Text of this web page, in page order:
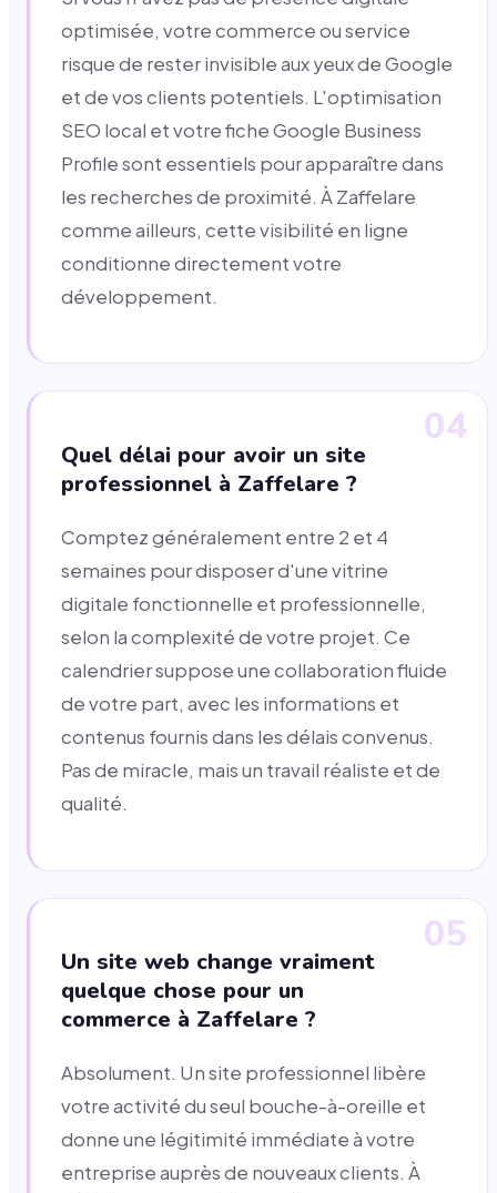
optimisée, votre commerce ou service
risque de rester invisible aux yeux de Google
et de vos clients potentiels. L'optimisation
SEO local et votre fiche Google Business
Profile sont essentiels pour apparaître dans
les recherches de proximité. À Zaffelare
comme ailleurs, cette visibilité en ligne
conditionne directement votre
développement.
04
Quel délai pour avoir un site
professionnel à Zaffelare ?
Comptez généralement entre 2 et 4
semaines pour disposer d'une vitrine
digitale fonctionnelle et professionnelle,
selon la complexité de votre projet. Ce
calendrier suppose une collaboration fluide
de votre part, avec les informations et
contenus fournis dans les délais convenus.
Pas de miracle, mais un travail réaliste et de
qualité.
05
Un site web change vraiment
quelque chose pour un
commerce à Zaffelare ?
Absolument. Un site professionnel libère
votre activité du seul bouche-à-oreille et
donne une légitimité immédiate à votre
entreprise auprès de nouveaux clients. À